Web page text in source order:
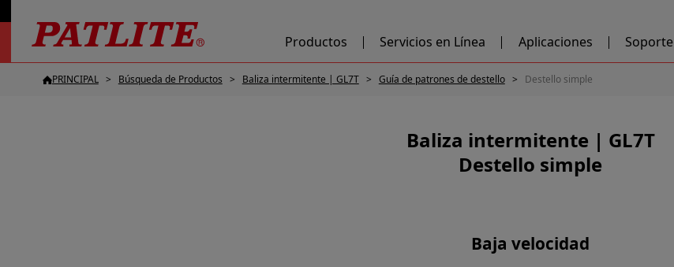
Productos Servicios en Línea Aplicaciones Soporte
PRINCIPAL Búsqueda de Productos Baliza intermitente | GL7T Guía de patrones de destello Destello simple
Baliza intermitente | GL7T
Destello simple
Baja velocidad